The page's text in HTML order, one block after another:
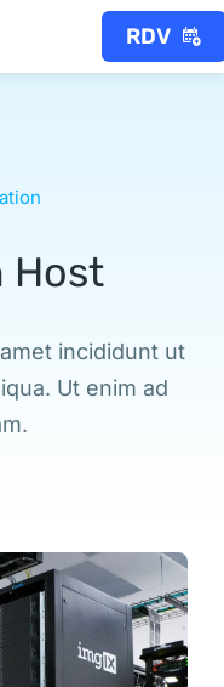
RDV
Host
incididunt ut
Ut enim ad